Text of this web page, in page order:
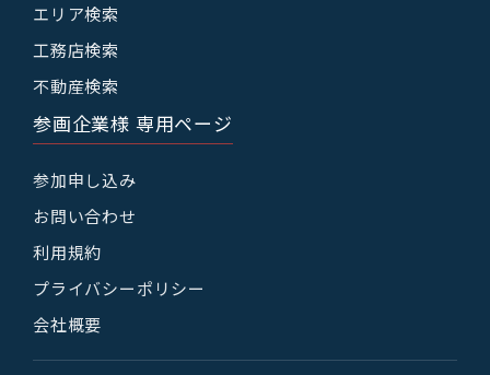
エリア検索
工務店検索
不動産検索
参画企業様 専用ページ
参加申し込み
お問い合わせ
利用規約
プライバシーポリシー
会社概要